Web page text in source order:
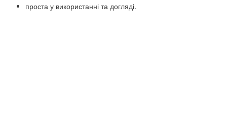
проста у використанні та догляді.